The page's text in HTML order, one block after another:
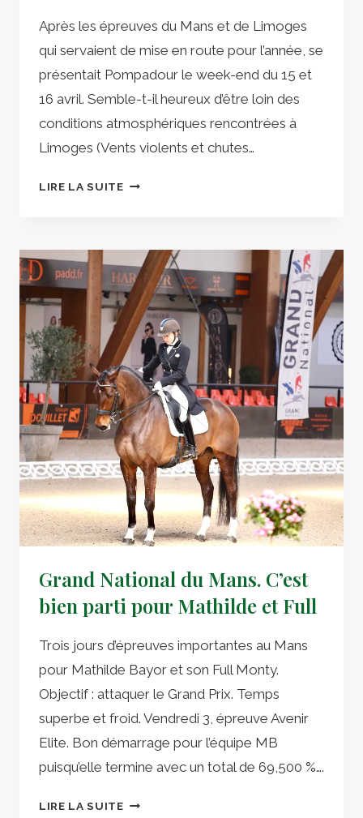
Après les épreuves du Mans et de Limoges
qui servaient de mise en route pour l’année, se
présentait Pompadour le week-end du 15 et
16 avril. Semble-t-il heureux d’être loin des
conditions atmosphériques rencontrées à
Limoges (Vents violents et chutes…
LIRE LA SUITEGRAND
DEUX
ÉPREUVES,
DEUX
VICTOIRES
POUR
FULL
ET
MATHILDE
Grand National du Mans. C’est
bien parti pour Mathilde et Full
Trois jours d’épreuves importantes au Mans
pour Mathilde Bayor et son Full Monty.
Objectif : attaquer le Grand Prix. Temps
superbe et froid. Vendredi 3, épreuve Avenir
Elite. Bon démarrage pour l’équipe MB
puisqu’elle termine avec un total de 69,500 %….
LIRE LA SUITEGRAND